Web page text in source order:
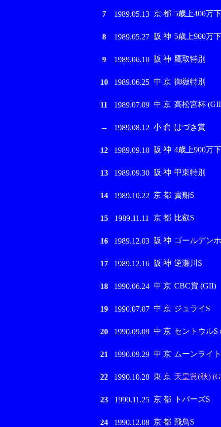
7 1989.05.13 京 都 5歳上400万下
8 1989.05.27 阪 神 5歳上900万下
9 1989.06.10 阪 神 鷹取特別
10 1989.06.25 中 京 御嶽特別
11 1989.07.09 中 京 高松宮杯
-- 1989.08.12 小 倉 はづき賞
12 1989.09.10 阪 神 4歳上900万下
13 1989.09.30 阪 神 甲東特別
14 1989.10.22 京 都 貴船S
15 1989.11.11 京 都 比叡S
16 1989.12.03 阪 神 ゴールデン
17 1989.12.16 阪 神 逆瀬川S
18 1990.06.24 中 京 CBC賞 (GII)
19 1990.07.07 中 京 ジュライS
20 1990.09.09 中 京 セントウルS
21 1990.09.29 中 京 ムーンライ
22 1990.10.28 東 京 天皇賞(秋)
23 1990.11.25 京 都 トパーズS
24 1990.12.08 京 都 飛鳥S